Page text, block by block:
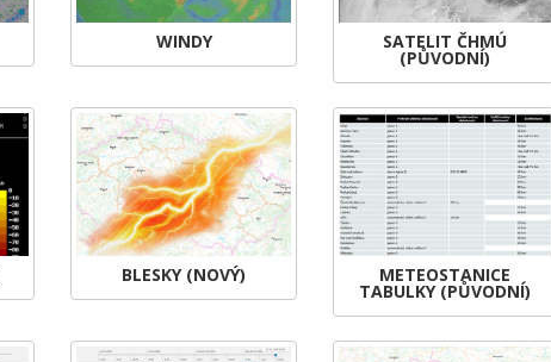
WINDY SATELIT ČHMÚ
(PŮVODNÍ)
BLESKY (NOVÝ) METEOSTANICE
TABULKY (PŮVODNÍ)